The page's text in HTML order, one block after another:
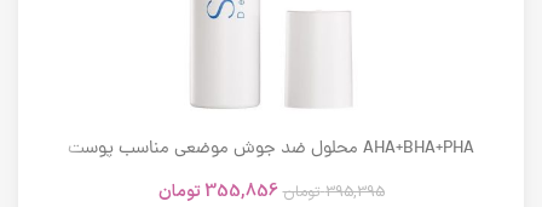
AHA+BHA+PHA محلول ضد جوش موضعی مناسب پوست
395,395 تومان 355,856 تومان